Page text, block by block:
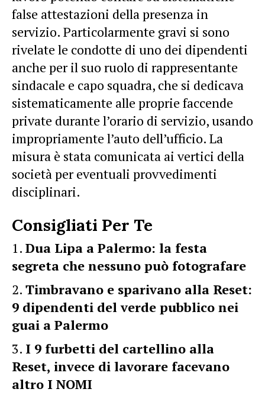
false attestazioni della presenza in
servizio. Particolarmente gravi si sono
rivelate le condotte di uno dei dipendenti
anche per il suo ruolo di rappresentante
sindacale e capo squadra, che si dedicava
sistematicamente alle proprie faccende
private durante l’orario di servizio, usando
impropriamente l’auto dell’ufficio. La
misura è stata comunicata ai vertici della
società per eventuali provvedimenti
disciplinari.
Consigliati Per Te
Dua Lipa a Palermo: la festa
segreta che nessuno può fotografare
Timbravano e sparivano alla Reset:
9 dipendenti del verde pubblico nei
guai a Palermo
I 9 furbetti del cartellino alla
Reset, invece di lavorare facevano
altro I NOMI